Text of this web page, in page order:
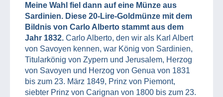
Meine Wahl fiel dann auf eine Münze aus
Sardinien. Diese 20-Lire-Goldmünze mit dem
Bildnis von Carlo Alberto stammt aus dem
Jahr 1832. Carlo Alberto, den wir als Karl Albert
von Savoyen kennen, war König von Sardinien,
Titularkönig von Zypern und Jerusalem, Herzog
von Savoyen und Herzog von Genua von 1831
bis zum 23. März 1849, Prinz von Piemont,
siebter Prinz von Carignan von 1800 bis zum 23.